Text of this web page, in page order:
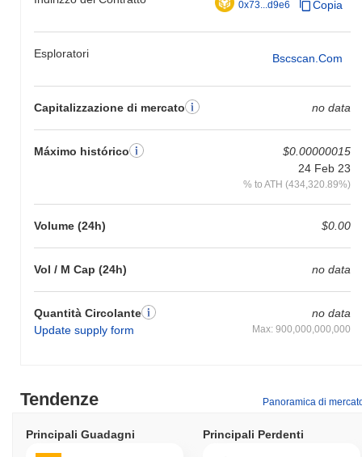
0x73...d9e6 Copia
Esploratori Bscscan.com
Capitalizzazione di mercato no data
Máximo histórico
$0.00000015
24 Feb 23
% to ATH (434,320.89%)
Volume (24h) $0.00
Vol / M Cap (24h) no data
Quantità Circolante
Update supply form
no data
Max: 900,000,000,000
Tendenze Panoramica di
Principali Guadagni Principali Perdenti